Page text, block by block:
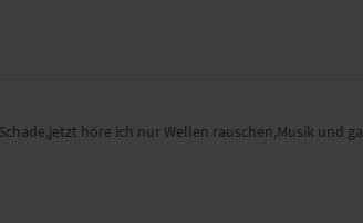
höre ich nur Wellen rauschen,Musik und